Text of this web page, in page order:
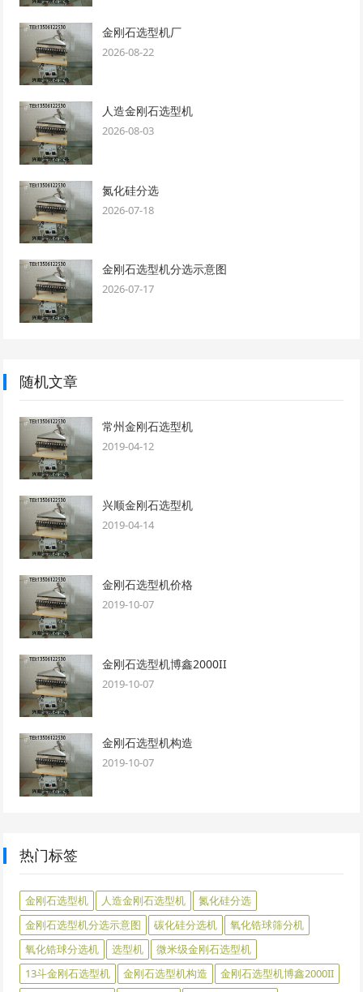
金刚石选型机厂
2026-08-22
人造金刚石选型机
2026-08-03
氮化硅分选
2026-07-18
金刚石选型机分选示意图
2026-07-17
随机文章
常州金刚石选型机
2019-04-12
兴顺金刚石选型机
2019-04-14
金刚石选型机价格
2019-10-07
金刚石选型机博鑫2000II
2019-10-07
金刚石选型机构造
2019-10-07
热门标签
金刚石选型机 人造金刚石选型机
氮化硅分选
金刚石选型机分选示意图
碳化硅分选机
氧化锆球筛分机
氧化锆球分选机
选型机
微米级金刚石选型机
13斗金刚石选型机
金刚石选型机构造
金刚石选型机博鑫2000II